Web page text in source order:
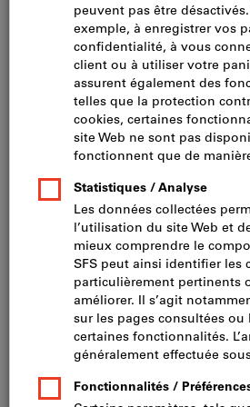
Taille empreinte: six lobes internes
Type de filetage: filetage du bois
Surface: zinguée bleu
Type de queue: partiellement filetée
2097994
5,4 mm
hauteur de tête lk:3,5 mm
longueur du filet:60 mm
Forme de tête:Tête à embase
Quantité minimale de commande : 50
Etapes de la commande : 50 pièces
Afficher plus